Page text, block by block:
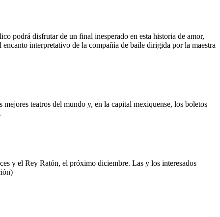
podrá disfrutar de un final inesperado en esta historia de amor,
interpretativo de la compañía de baile dirigida por la maestra
teatros del mundo y, en la capital mexiquense, los boletos
y el Rey Ratón, el próximo diciembre. Las y los interesados